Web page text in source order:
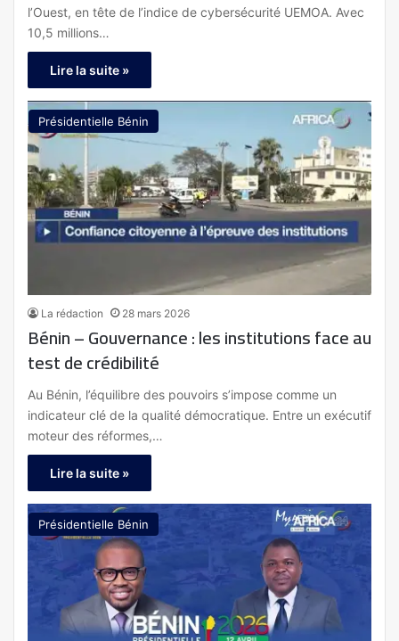
l’Ouest, en tête de l’indice de cybersécurité UEMOA. Avec
10,5 millions…
Lire la suite »
Présidentielle Bénin
La rédaction 28 mars 2026
Bénin – Gouvernance : les institutions face au
test de crédibilité
Au Bénin, l’équilibre des pouvoirs s’impose comme un
indicateur clé de la qualité démocratique. Entre un exécutif
moteur des réformes,…
Lire la suite »
Présidentielle Bénin